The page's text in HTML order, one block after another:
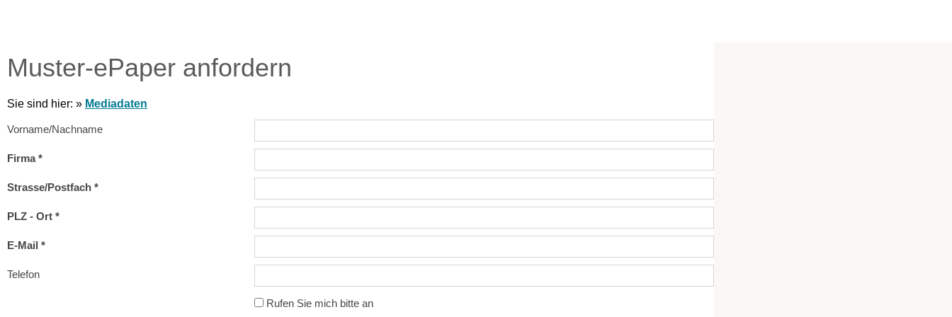
Muster-ePaper anfordern
Sie sind hier: » Mediadaten
Vorname/Nachname
Firma *
Strasse/Postfach *
PLZ - Ort *
E-Mail *
Telefon
Rufen Sie mich bitte an